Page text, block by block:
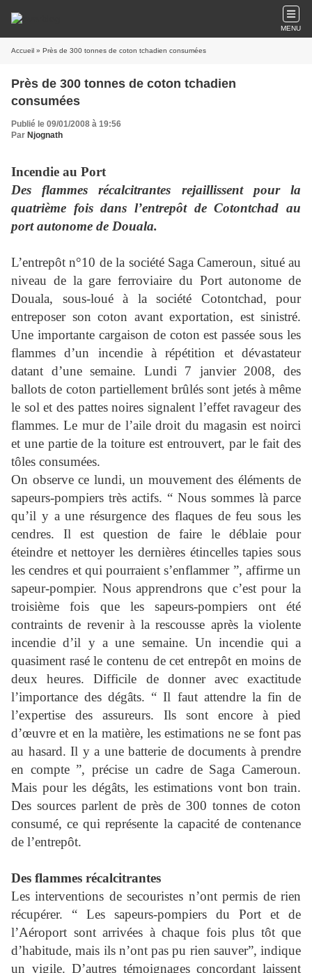
MENU
Accueil » Près de 300 tonnes de coton tchadien consumées
Près de 300 tonnes de coton tchadien
consumées
Publié le 09/01/2008 à 19:56
Par Njognath
Incendie au Port
Des flammes récalcitrantes rejaillissent pour la
quatrième fois dans l’entrepôt de Cotontchad au
port autonome de Douala.
L’entrepôt n°10 de la société Saga Cameroun, situé au
niveau de la gare ferroviaire du Port autonome de
Douala, sous-loué à la société Cotontchad, pour
entreposer son coton avant exportation, est sinistré.
Une importante cargaison de coton est passée sous les
flammes d’un incendie à répétition et dévastateur
datant d’une semaine. Lundi 7 janvier 2008, des
ballots de coton partiellement brûlés sont jetés à même
le sol et des pattes noires signalent l’effet ravageur des
flammes. Le mur de l’aile droit du magasin est noirci
et une partie de la toiture est entrouvert, par le fait des
tôles consumées.
On observe ce lundi, un mouvement des éléments de
sapeurs-pompiers très actifs. “ Nous sommes là parce
qu’il y a une résurgence des flaques de feu sous les
cendres. Il est question de faire le déblaie pour
éteindre et nettoyer les dernières étincelles tapies sous
les cendres et qui pourraient s’enflammer ”, affirme un
sapeur-pompier. Nous apprendrons que c’est pour la
troisième fois que les sapeurs-pompiers ont été
contraints de revenir à la rescousse après la violente
incendie d’il y a une semaine. Un incendie qui a
quasiment rasé le contenu de cet entrepôt en moins de
deux heures. Difficile de donner avec exactitude
l’importance des dégâts. “ Il faut attendre la fin de
l’expertise des assureurs. Ils sont encore à pied
d’œuvre et en la matière, les estimations ne se font pas
au hasard. Il y a une batterie de documents à prendre
en compte ”, précise un cadre de Saga Cameroun.
Mais pour les dégâts, les estimations vont bon train.
Des sources parlent de près de 300 tonnes de coton
consumé, ce qui représente la capacité de contenance
de l’entrepôt.
Des flammes récalcitrantes
Les interventions de secouristes n’ont permis de rien
récupérer. “ Les sapeurs-pompiers du Port et de
l’Aéroport sont arrivées à chaque fois plus tôt que
d’habitude, mais ils n’ont pas pu rien sauver”, indique
un vigile. D’autres témoignages concordant laissent